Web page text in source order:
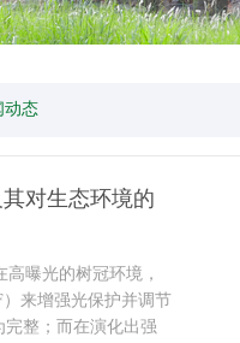
动态
对生态环境的
曝光的树冠环境，
来增强光保护并调节
完整；而在演化出强